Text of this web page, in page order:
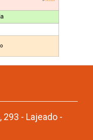
293 - Lajeado -